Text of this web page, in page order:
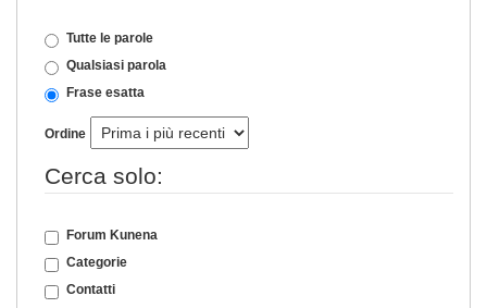
Tutte le parole
Qualsiasi parola
Frase esatta
Ordine
Cerca solo:
Forum Kunena
Categorie
Contatti